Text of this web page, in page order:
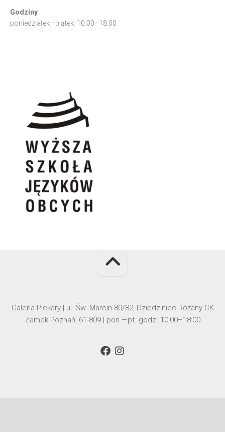
Godziny
poniedziałek—piątek: 10:00–18:00
Galeria Piekary | ul. Św. Marcin 80/82, Dziedziniec Różany CK
Zamek Poznań, 61-809 | pon.—pt. godz. 10:00–18:00